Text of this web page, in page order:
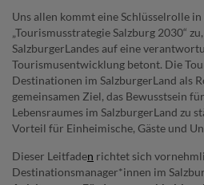
Uns allen kommt eine Schlüsselrolle
„Tourismusstrategie Salzburg 2030“
SalzburgerLandes auf eine
Tourismusentwicklung betont. Die
Destinationen im SalzburgerLand als
gemeinsamen Ziel, das Bewusstsein
Lebensraumes im SalzburgerLand zu
Vorteil für Einheimische, Gäste und
Dieser Leitfaden richtet sich
Destinationsmanager*innen im